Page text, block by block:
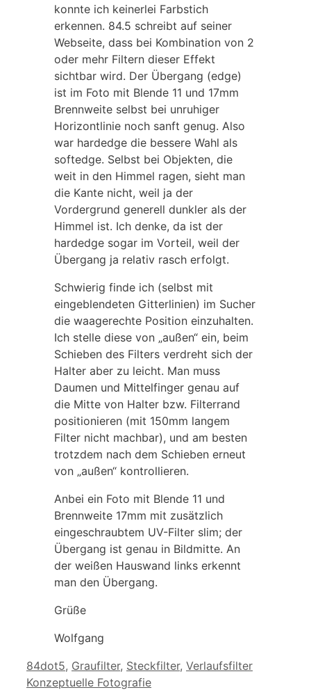
konnte ich keinerlei Farbstich
erkennen. 84.5 schreibt auf seiner
Webseite, dass bei Kombination von 2
oder mehr Filtern dieser Effekt
sichtbar wird. Der Übergang (edge)
ist im Foto mit Blende 11 und 17mm
Brennweite selbst bei unruhiger
Horizontlinie noch sanft genug. Also
war hardedge die bessere Wahl als
softedge. Selbst bei Objekten, die
weit in den Himmel ragen, sieht man
die Kante nicht, weil ja der
Vordergrund generell dunkler als der
Himmel ist. Ich denke, da ist der
hardedge sogar im Vorteil, weil der
Übergang ja relativ rasch erfolgt.
Schwierig finde ich (selbst mit
eingeblendeten Gitterlinien) im Sucher
die waagerechte Position einzuhalten.
Ich stelle diese von „außen“ ein, beim
Schieben des Filters verdreht sich der
Halter aber zu leicht. Man muss
Daumen und Mittelfinger genau auf
die Mitte von Halter bzw. Filterrand
positionieren (mit 150mm langem
Filter nicht machbar), und am besten
trotzdem nach dem Schieben erneut
von „außen“ kontrollieren.
Anbei ein Foto mit Blende 11 und
Brennweite 17mm mit zusätzlich
eingeschraubtem UV-Filter slim; der
Übergang ist genau in Bildmitte. An
der weißen Hauswand links erkennt
man den Übergang.
Grüße
Wolfgang
Schlagwörter
84dot5, Graufilter, Steckfilter, Verlaufsfilter
Konzeptuelle Fotografie